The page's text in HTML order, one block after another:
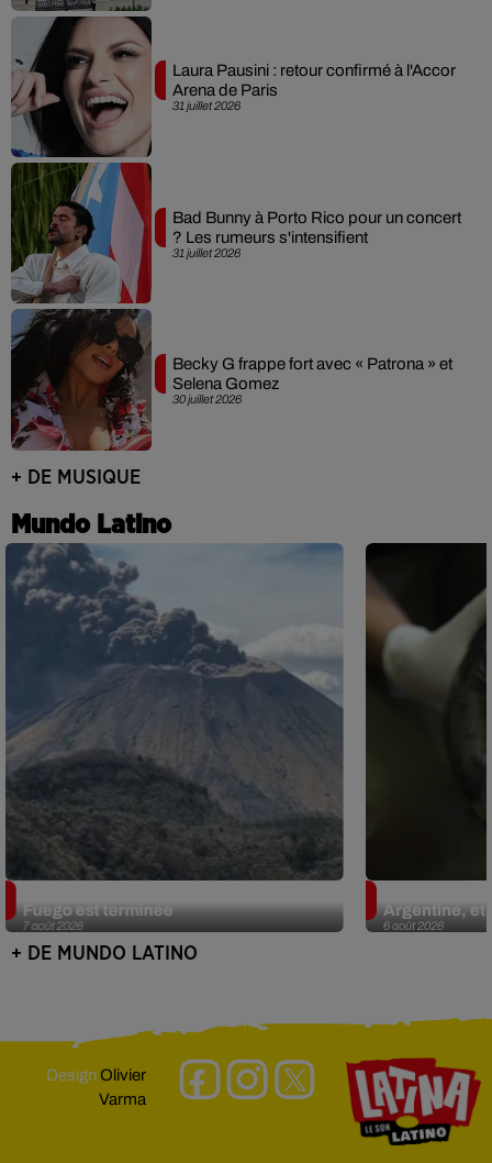
31 juillet 2026
Laura Pausini : retour confirmé à l'Accor
Arena de Paris
31 juillet 2026
Bad Bunny à Porto Rico pour un concert
? Les rumeurs s'intensifient
30 juillet 2026
Becky G frappe fort avec « Patrona » et
Selena Gomez
+ DE MUSIQUE
Mundo Latino
7 août 2026
Fuego est terminée
6 août 2026
Argentine, et
+ DE MUNDO LATINO
DesignOlivier
Varma